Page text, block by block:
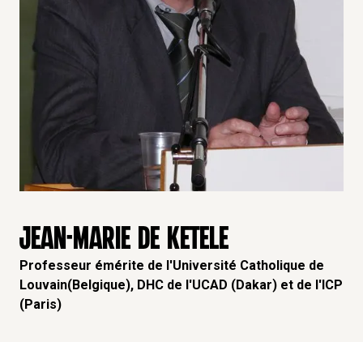
JEAN-MARIE DE KETELE
Professeur émérite de l'Université Catholique de
Louvain(Belgique), DHC de l'UCAD (Dakar) et de l'ICP
(Paris)